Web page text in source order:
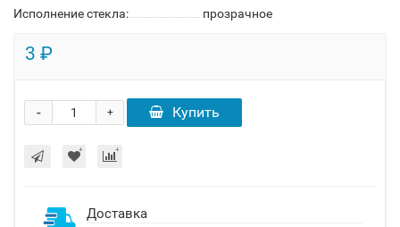
Исполнение стекла:
прозрачное
3 ₽
+
- Купить
Доставка